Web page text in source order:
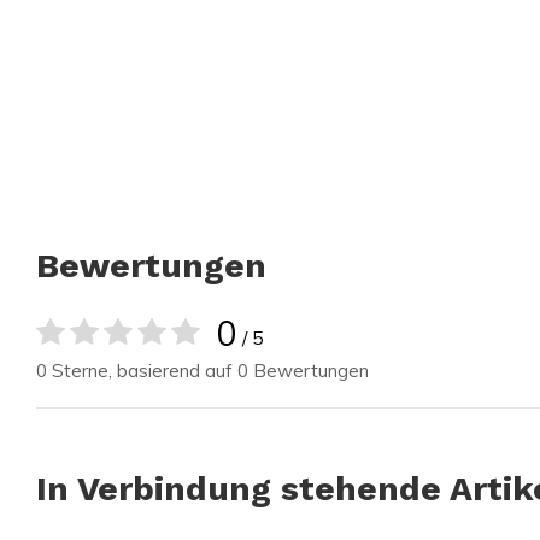
Bewertungen
0 / 5
0 Sterne, basierend auf 0 Bewertungen
In Verbindung stehende